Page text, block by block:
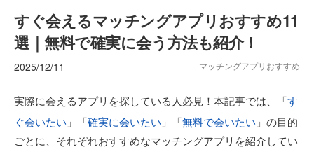
すぐ会えるマッチングアプリおすすめ11
選｜無料で確実に会う方法も紹介！
2025/12/11 マッチングアプリおすすめ
実際に会えるアプリを探している人必見！本記事では、「 す
ぐ会いたい 」「 確実に会いたい 」「 無料で会いたい 」の目的
ごとに、それぞれおすすめなマッチングアプリを紹介してい